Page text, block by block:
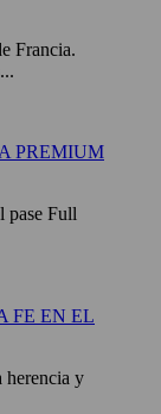
Francia.
PREMIUM
pase Full
FE EN EL
herencia y